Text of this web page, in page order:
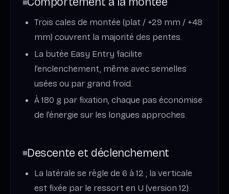
Trois cales de montée (plat / +29 mm / +48
mm) couvrent la majorité des pentes.
La butée Easy Entry facilite
l’enclenchement, même avec semelles
usées ou par grand froid.
À 180 g par fixation, chaque pas économise
de l’énergie sur les longues approches.
Descente et déclenchement
La latérale se règle de 6 à 12 ; la verticale
est fixée par le ressort en U (version 12).